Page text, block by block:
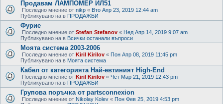
Продавам ЛАМПОМЕР ИЛ51
Последно мнение от nikp « Вто Апр 23, 2019 12:44 am
Публикувано на в ПРОДАЖБИ
Фурие
Последно мнение от Stefan Stefanov « Нед Апр 14, 2019 9:07 am
Публикувано на в Всички останали въпроси
Моята система 2003-2006
Последно мнение от Kiril Kirilov « Пон Апр 08, 2019 11:45 pm
Публикувано на в Моята система
Кабел от категорията Най-евтиният High-End
Последно мнение от Kiril Kirilov « Чет Мар 21, 2019 12:43 pm
Публикувано на в ПРОДАЖБИ
Групова поръчка от partsconnexion
Последно мнение от Nikolay Kolev « Пон Фев 25, 2019 4:53 pm